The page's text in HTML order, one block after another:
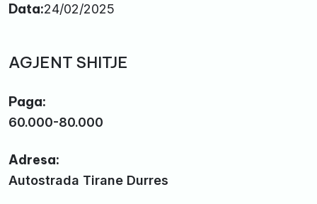
Data:24/02/2025
AGJENT SHITJE
Paga:
60.000-80.000
Adresa:
Autostrada Tirane Durres